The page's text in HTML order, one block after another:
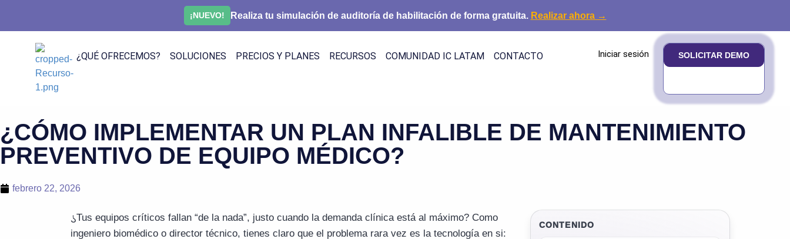
¡NUEVO! Realiza tu simulación de auditoría de habilitación de forma gratuita. Realizar ahora →
¿QUÉ OFRECEMOS? SOLUCIONES PRECIOS Y PLANES RECURSOS COMUNIDAD IC LATAM CONTACTO Iniciar sesión SOLICITAR DEMO
¿CÓMO IMPLEMENTAR UN PLAN INFALIBLE DE MANTENIMIENTO
PREVENTIVO DE EQUIPO MÉDICO?
febrero 22, 2026
¿Tus equipos críticos fallan “de la nada”, justo cuando la demanda clínica está al máximo? Como
ingeniero biomédico o director técnico, tienes claro que el problema rara vez es la tecnología en si:
CONTENIDO